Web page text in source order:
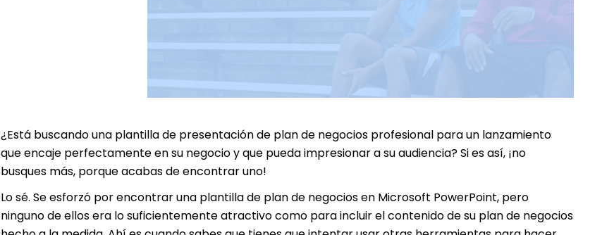
¿Está buscando una plantilla de presentación de plan de negocios profesional para un lanzamiento
que encaje perfectamente en su negocio y que pueda impresionar a su audiencia? Si es así, ¡no
busques más, porque acabas de encontrar uno!
Lo sé. Se esforzó por encontrar una plantilla de plan de negocios en Microsoft PowerPoint, pero
ninguno de ellos era lo suficientemente atractivo como para incluir el contenido de su plan de negocios